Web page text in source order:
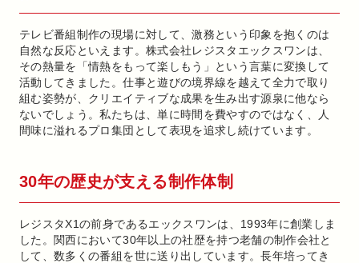
テレビ番組制作の現場に対して、激務という印象を抱くのは
自然な反応といえます。株式会社レジスタエックスワンは、
その熱量を「情熱をもって楽しもう」という言葉に変換して
活動してきました。仕事と遊びの境界線を越えて全力で取り
組む姿勢が、クリエイティブな成果を生み出す源泉に他なら
ないでしょう。私たちは、単に時間を費やすのではなく、人
間味に溢れるプロ集団として表現を追求し続けています。
30年の歴史が支える制作体制
レジスタX1の前身であるエックスワンは、1993年に創業しま
した。関西において30年以上の社歴を持つ老舗の制作会社と
して、数多くの番組を世に送り出しています。長年培ってき